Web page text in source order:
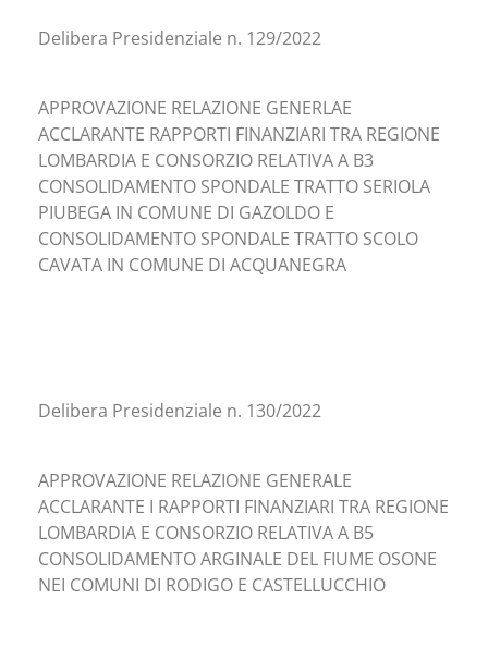
Delibera Presidenziale n. 129/2022
APPROVAZIONE RELAZIONE GENERLAE
ACCLARANTE RAPPORTI FINANZIARI TRA REGIONE
LOMBARDIA E CONSORZIO RELATIVA A B3
CONSOLIDAMENTO SPONDALE TRATTO SERIOLA
PIUBEGA IN COMUNE DI GAZOLDO E
CONSOLIDAMENTO SPONDALE TRATTO SCOLO
CAVATA IN COMUNE DI ACQUANEGRA
Delibera Presidenziale n. 130/2022
APPROVAZIONE RELAZIONE GENERALE
ACCLARANTE I RAPPORTI FINANZIARI TRA REGIONE
LOMBARDIA E CONSORZIO RELATIVA A B5
CONSOLIDAMENTO ARGINALE DEL FIUME OSONE
NEI COMUNI DI RODIGO E CASTELLUCCHIO